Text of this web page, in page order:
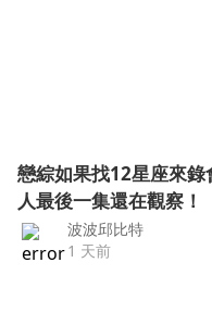
戀綜如果找12星座來
人最後一集還在觀察！
波波邱比特
1 天前